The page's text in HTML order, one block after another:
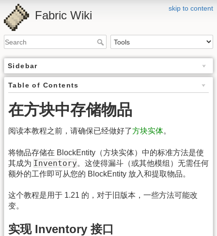
skip to content
Fabric Wiki
Sidebar
Table of Contents
在方块中存储物品
阅读本教程之前，请确保已经做好了方块实体。
将物品存储在 BlockEntity（方块实体）中的标准方法是使
其成为 Inventory。这使得漏斗（或其他模组）无需任何
额外的工作即可从您的 BlockEntity 放入和提取物品。
这个教程是用于 1.21 的，对于旧版本，一些方法可能改
变。
实现 Inventory 接口